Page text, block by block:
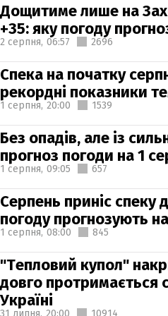
Дощитиме лише на
+35: яку погоду
2 серпня, 06:57 2696
Спека на початку
рекордні показники
1 серпня, 20:00 1539
Без опадів, але із
прогноз погоди на 1
1 серпня, 09:05 657
Серпень приніс спеку
погоду прогнозують на
1 серпня, 08:00 845
"Тепловий купол"
довго протримається
Україні
31 липня, 20:00 10914